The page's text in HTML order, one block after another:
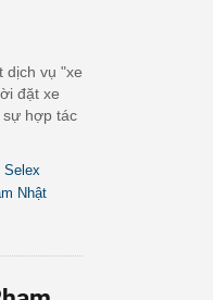
dịch vụ "xe
đặt xe
sự hợp tác
Selex
Nhật